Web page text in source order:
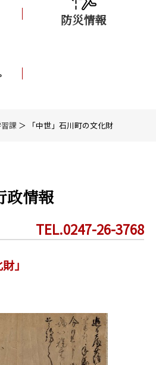
防災情報
課 ＞ 「中世」石川町の文化財
政情報
TEL.0247-26-3768
」